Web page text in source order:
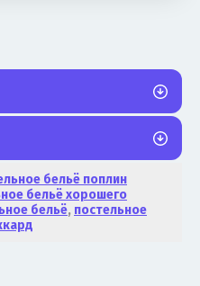
бельё поплин
бельё хорошего
бельё, постельное